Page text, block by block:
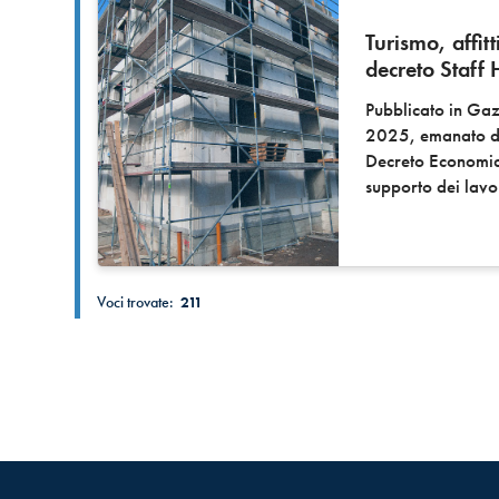
Turismo,
decreto Staff
Pubblicato in
2025, emanato
Decreto
supporto dei
Voci trovate:211